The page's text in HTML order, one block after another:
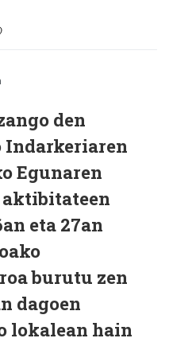
den
Indarkeriaren
Egunaren
eta 27an
burutu zen
dagoen
lokalean hain